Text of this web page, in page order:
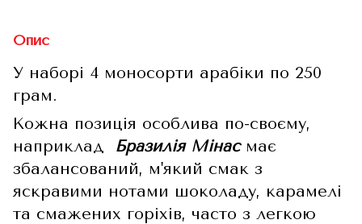
Опис
У наборі 4 моносорти арабіки по 250
грам.
Кожна позиція особлива по-своєму,
наприклад Бразилія Мінасмає
збалансований, м'який смак з
яскравими нотами шоколаду, карамелі
та смажених горіхів, часто з легкою